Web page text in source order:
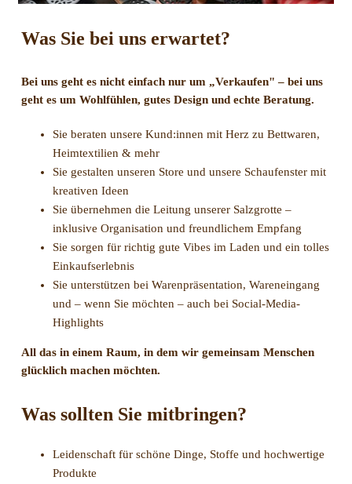
Was Sie bei uns erwartet?
Bei uns geht es nicht einfach nur um „Verkaufen" – bei uns
geht es um Wohlfühlen, gutes Design und echte Beratung.
Sie beraten unsere Kund:innen mit Herz zu Bettwaren,
Heimtextilien & mehr
Sie gestalten unseren Store und unsere Schaufenster mit
kreativen Ideen
Sie übernehmen die Leitung unserer Salzgrotte –
inklusive Organisation und freundlichem Empfang
Sie sorgen für richtig gute Vibes im Laden und ein tolles
Einkaufserlebnis
Sie unterstützen bei Warenpräsentation, Wareneingang
und – wenn Sie möchten – auch bei Social-Media-
Highlights
All das in einem Raum, in dem wir gemeinsam Menschen
glücklich machen möchten.
Was sollten Sie mitbringen?
Leidenschaft für schöne Dinge, Stoffe und hochwertige
Produkte